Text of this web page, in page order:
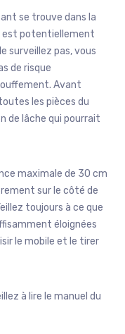
se trouve dans la
est potentiellement
surveillez pas, vous
de risque
Avant
les pièces du
de lâche qui pourrait
maximale de 30 cm
sur le côté de
toujours à ce que
éloignées
le mobile et le tirer
à lire le manuel du